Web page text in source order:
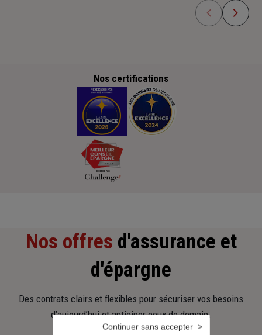
Nos certifications
Nos offres d'assurance et
d'épargne
Des contrats clairs et flexibles pour sécuriser vos besoins
d’aujourd’hui et anticiper ceux de demain.
Continuer sans accepter